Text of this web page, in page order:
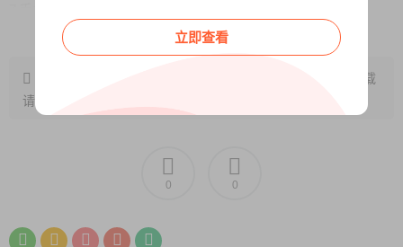
8.手机摄影入门-第8节-1（对角线和引导线构图）.mp4
9.手机摄影入门-第8节-2（居中构图和三分法构图）.mp4
10.手机摄影入门-第9节（镜头结构化思维）.mp4
11.手机摄影入门-第10节（博物馆拍摄）.mp4
15.剪辑基础-2如何去水印.mov
17.剪辑基础-4添加文字歌词.mov
阅读全文
，转载
请注明出处~~~
0 0
立即查看